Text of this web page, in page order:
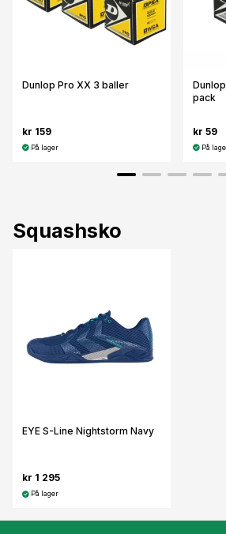
Dunlop Pro XX 3 baller
kr 159
På lager
pack
kr 59
På
Squashsko
EYE S-Line Nightstorm Navy
kr 1 295
På lager